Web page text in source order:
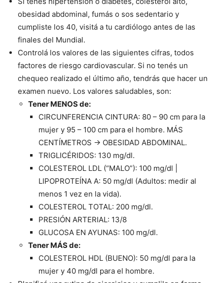
obesidad abdominal, fumás o sos sedentario y
cumpliste los 40, visitá a tu cardiólogo antes de las
finales del Mundial.
Controlá los valores de las siguientes cifras, todos
factores de riesgo cardiovascular. Si no tenés un
chequeo realizado el último año, tendrás que hacer un
examen nuevo. Los valores saludables, son:
Tener MENOS de:
CIRCUNFERENCIA CINTURA: 80 – 90 cm para la
mujer y 95 – 100 cm para el hombre. MÁS
CENTÍMETROS → OBESIDAD ABDOMINAL.
TRIGLICÉRIDOS: 130 mg/dl.
COLESTEROL LDL (“MALO”): 100 mg/dl |
LIPOPROTEÍNA A: 50 mg/dl (Adultos: medir al
menos 1 vez en la vida).
COLESTEROL TOTAL: 200 mg/dl.
PRESIÓN ARTERIAL: 13/8
GLUCOSA EN AYUNAS: 100 mg/dl.
Tener MÁS de:
COLESTEROL HDL (BUENO): 50 mg/dl para la
mujer y 40 mg/dl para el hombre.